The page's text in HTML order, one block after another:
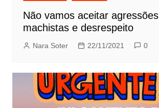
Não vamos aceitar agressões
machistas e desrespeito
Nara Soter 22/11/2021 0